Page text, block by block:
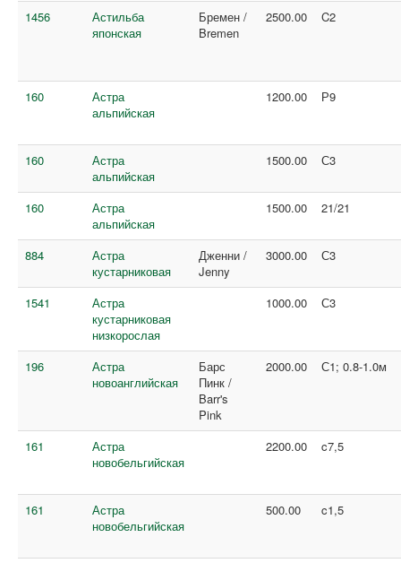
1456
Астильба
японская
Бремен /
Bremen
2500.00 C2
160
Астра
альпийская
1200.00 Р9
160
Астра
альпийская
1500.00 С3
160
Астра
альпийская
1500.00 21/21
884
Астра
кустарниковая
Дженни /
Jenny
3000.00 С3
1541
Астра
кустарниковая
низкорослая
1000.00 С3
196
Астра
новоанглийская
Барс
Пинк /
Barr's
Pink
2000.00 С1; 0.8-1.0м
161
Астра
новобельгийская
2200.00 c7,5
161
Астра
новобельгийская
500.00 c1,5